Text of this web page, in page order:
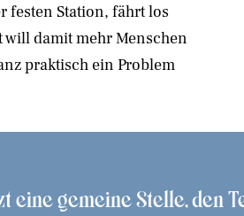
festen Station, fährt los
will damit mehr Menschen
praktisch ein Problem
eine gemeine Stelle, den